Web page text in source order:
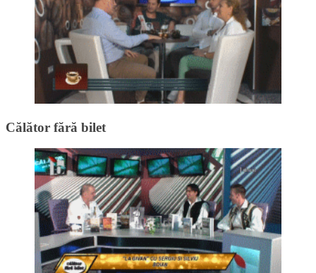
Călător fără bilet